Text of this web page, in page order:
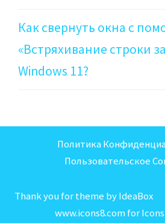
Как свернуть окна с
«Встряхивание строки
Windows 11?
Политика
Пользовательское
Thank you for theme by IdeaBox
www.icons8.com for Icons